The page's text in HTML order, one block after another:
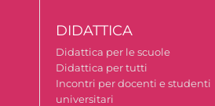
DIDATTICA
Didattica per le scuole
Didattica per tutti
Incontri per docenti e studenti
universitari